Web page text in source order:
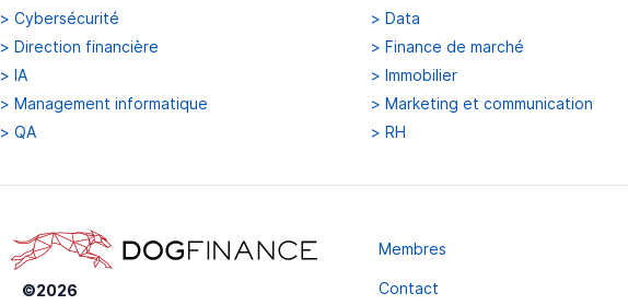
> Cybersécurité > Data
> Direction financière > Finance de marché
> IA > Immobilier
> Management informatique > Marketing et communication
> QA > RH
©2026
Membres
Contact